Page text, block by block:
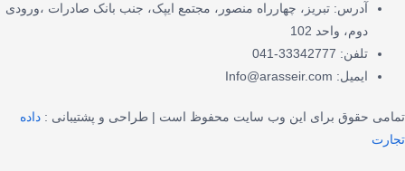
آدرس: تبریز، چهارراه منصور، مجتمع ایپک، جنب بانک صادرات ،ورودی
دوم، واحد 102
تلفن: 33342777-041
ایمیل: Info@arasseir.com
تمامی حقوق برای این وب سایت محفوظ است | طراحی و پشتیبانی : داده
تجارت